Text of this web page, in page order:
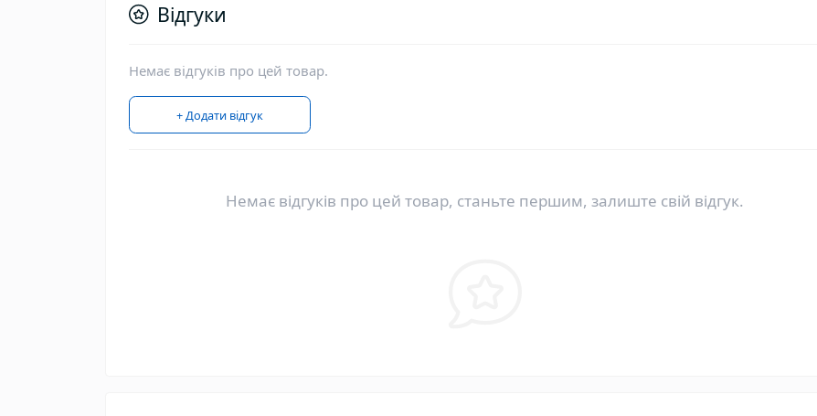
Відгуки
Немає відгуків про цей товар.
+ Додати відгук
Немає відгуків про цей товар, станьте першим, залиште свій відгук.